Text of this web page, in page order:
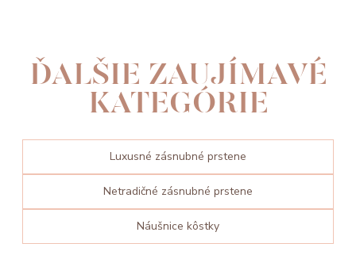
ĎALŠIE ZAUJÍMAVÉ
KATEGÓRIE
Luxusné zásnubné prstene
Netradičné zásnubné prstene
Náušnice kôstky